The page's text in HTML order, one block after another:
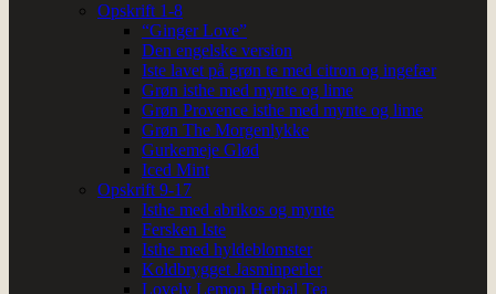
Opskrift 1-8
“Ginger Love”
Den engelske version
Iste lavet på grøn te med citron og ingefær
Grøn isthe med mynte og lime
Grøn Provence isthe med mynte og lime
Grøn The Morgenlykke
Gurkemeje Glød
Iced Mint
Opskrift 9-17
Isthe med abrikos og mynte
Fersken Iste
Isthe med hyldeblomster
Koldbrygget Jasminperler
Lovely Lemon Herbal Tea